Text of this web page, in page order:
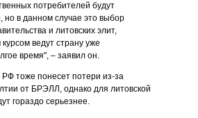
потребителей будут
но в данном случае это выбор
и литовских элит,
ведут страну уже
время", – заявил он.
РФ тоже понесет потери из-за
от БРЭЛЛ, однако для литовской
гораздо серьезнее.